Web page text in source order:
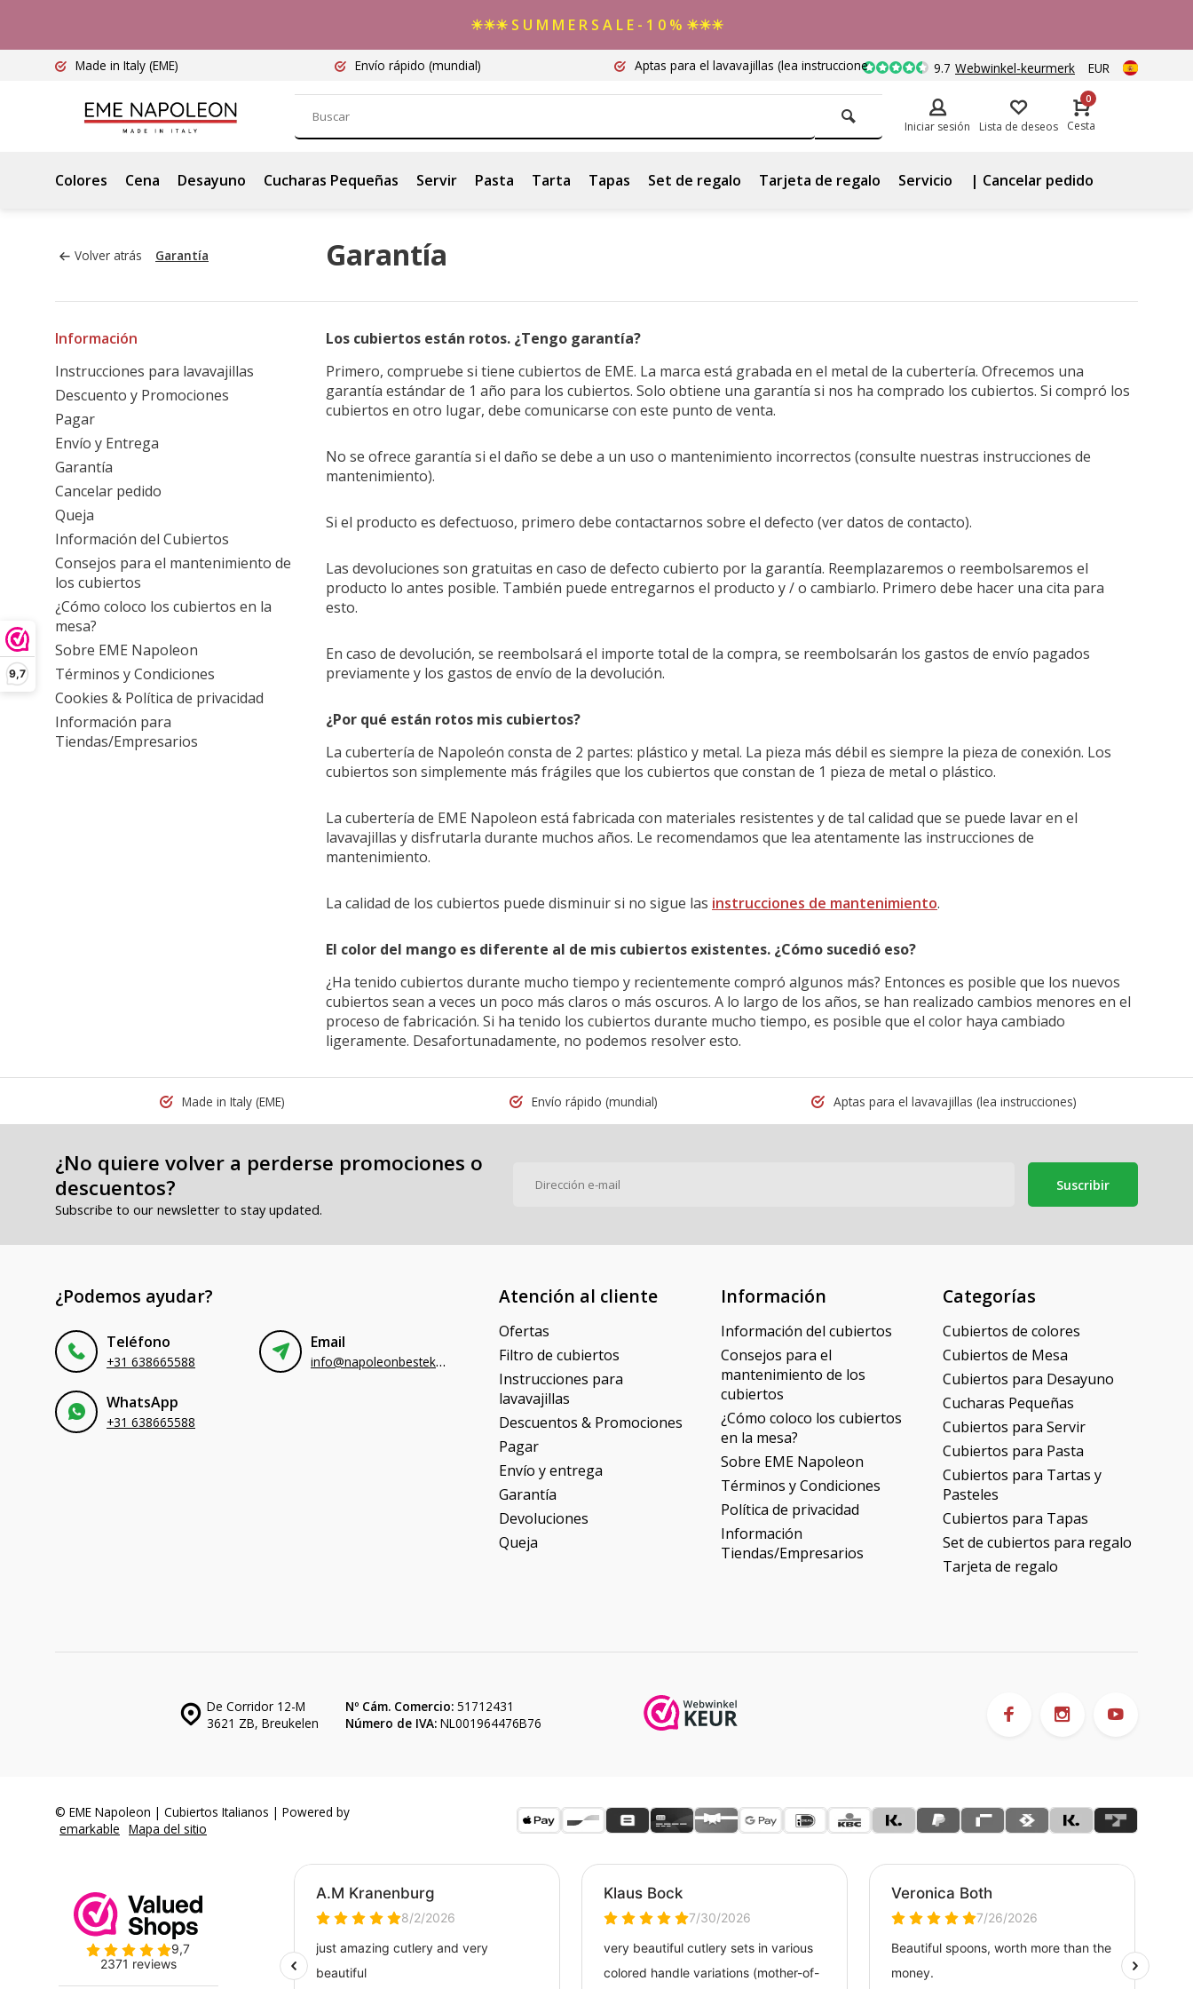
9,7
☀☀☀ S U M M E R S A L E - 1 0 % ☀☀☀
Made in Italy (EME) Envío rápido (mundial) Aptas para el lavavajillas (lea instrucciones) 9.7 Webwinkel-keurmerk EUR
Iniciar sesión Lista de deseos
0
Cesta
Colores Cena Desayuno Cucharas Pequeñas Servir Pasta Tarta Tapas Set de regalo Tarjeta de regalo Servicio | Cancelar pedido
Volver atrás Garantía Garantía
Información
Instrucciones para lavavajillas
Descuento y Promociones
Pagar
Envío y Entrega
Garantía
Cancelar pedido
Queja
Información del Cubiertos
Consejos para el mantenimiento de
los cubiertos
¿Cómo coloco los cubiertos en la
mesa?
Sobre EME Napoleon
Términos y Condiciones
Cookies & Política de privacidad
Información para
Tiendas/Empresarios
Los cubiertos están rotos. ¿Tengo garantía?
Primero, compruebe si tiene cubiertos de EME. La marca está grabada en el metal de la cubertería. Ofrecemos una
garantía estándar de 1 año para los cubiertos. Solo obtiene una garantía si nos ha comprado los cubiertos. Si compró los
cubiertos en otro lugar, debe comunicarse con este punto de venta.
No se ofrece garantía si el daño se debe a un uso o mantenimiento incorrectos (consulte nuestras instrucciones de
mantenimiento).
Si el producto es defectuoso, primero debe contactarnos sobre el defecto (ver datos de contacto).
Las devoluciones son gratuitas en caso de defecto cubierto por la garantía. Reemplazaremos o reembolsaremos el
producto lo antes posible. También puede entregarnos el producto y / o cambiarlo. Primero debe hacer una cita para
esto.
En caso de devolución, se reembolsará el importe total de la compra, se reembolsarán los gastos de envío pagados
previamente y los gastos de envío de la devolución.
¿Por qué están rotos mis cubiertos?
La cubertería de Napoleón consta de 2 partes: plástico y metal. La pieza más débil es siempre la pieza de conexión. Los
cubiertos son simplemente más frágiles que los cubiertos que constan de 1 pieza de metal o plástico.
La cubertería de EME Napoleon está fabricada con materiales resistentes y de tal calidad que se puede lavar en el
lavavajillas y disfrutarla durante muchos años. Le recomendamos que lea atentamente las instrucciones de
mantenimiento.
La calidad de los cubiertos puede disminuir si no sigue las instrucciones de mantenimiento.
El color del mango es diferente al de mis cubiertos existentes. ¿Cómo sucedió eso?
¿Ha tenido cubiertos durante mucho tiempo y recientemente compró algunos más? Entonces es posible que los nuevos
cubiertos sean a veces un poco más claros o más oscuros. A lo largo de los años, se han realizado cambios menores en el
proceso de fabricación. Si ha tenido los cubiertos durante mucho tiempo, es posible que el color haya cambiado
ligeramente. Desafortunadamente, no podemos resolver esto.
Made in Italy (EME) Envío rápido (mundial) Aptas para el lavavajillas(lea instrucciones)
¿No quiere volver a perderse promociones o
descuentos?
Subscribe to our newsletter to stay updated.
Suscribir
¿Podemos ayudar?
Teléfono
+31 638665588
Email
info@napoleonbestek.nl
WhatsApp
+31 638665588
Atención al cliente
Ofertas
Filtro de cubiertos
Instrucciones para
lavavajillas
Descuentos & Promociones
Pagar
Envío y entrega
Garantía
Devoluciones
Queja
Información
Información del cubiertos
Consejos para el
mantenimiento de los
cubiertos
¿Cómo coloco los cubiertos
en la mesa?
Sobre EME Napoleon
Términos y Condiciones
Política de privacidad
Información
Tiendas/Empresarios
Categorías
Cubiertos de colores
Cubiertos de Mesa
Cubiertos para Desayuno
Cucharas Pequeñas
Cubiertos para Servir
Cubiertos para Pasta
Cubiertos para Tartas y
Pasteles
Cubiertos para Tapas
Set de cubiertos para regalo
Tarjeta de regalo
De Corridor 12-M
3621 ZB, Breukelen
Nº Cám. Comercio: 51712431
Número de IVA: NL001964476B76
© EME Napoleon | Cubiertos Italianos | Powered by
emarkable Mapa del sitio